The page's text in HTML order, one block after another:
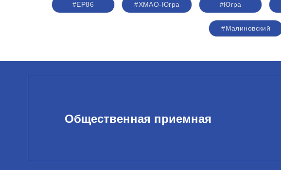
#ЕР86 #ХМАО-Югра #Югра
#Малиновский
Общественная приемная